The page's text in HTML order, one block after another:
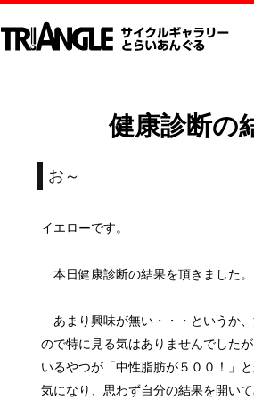
健康診断の
お～
イエローです。
本日健康診断の結果を頂きました。
あまり興味が無い・・・というか、
ので特に見る気はありませんでした
いるやつが「中性脂肪が５００！」
気になり、思わず自分の結果を開いて